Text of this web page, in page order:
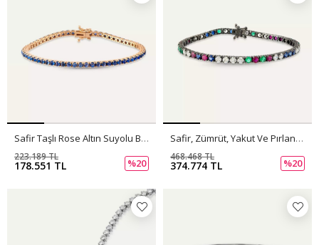
Safir Taşlı Rose Altın Suyolu Bileklik
178.551 TL
223.189 TL
%20
Safir, Zümrüt, Yakut Ve Pırlanta Taşlı Suyolu Bileklik
374.774 TL
468.468 TL
%20